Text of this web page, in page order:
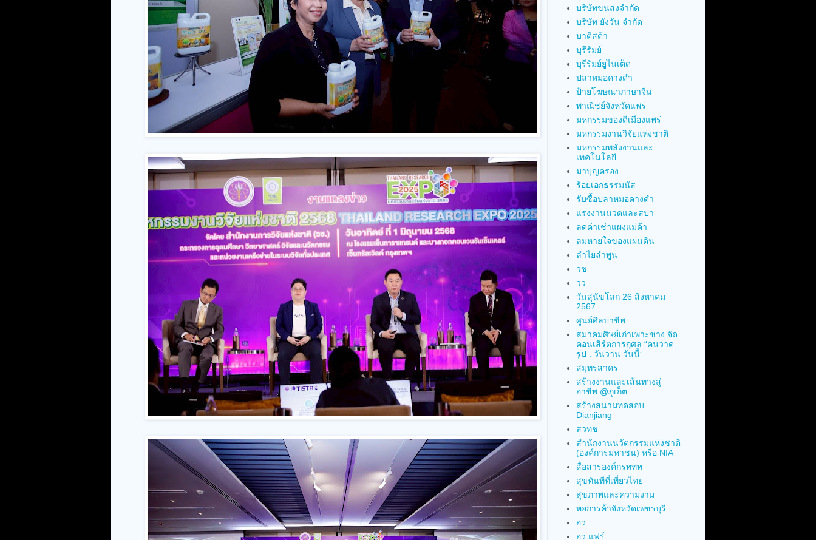
บริษัทขนส่งจำกัด
บริษัท ยังวัน จำกัด
บาติสต้า
บุรีรัมย์
บุรีรัมย์ยูไนเต็ด
ปลาหมอคางดำ
ป้ายโฆษณาภาษาจีน
พาณิชย์จังหวัดแพร่
มหกรรมของดีเมืองแพร่
มหกรรมงานวิจัยแห่งชาติ
มหกรรมพลังงานและ
เทคโนโลยี
มาบุญครอง
ร้อยเอกธรรมนัส
รับซื้อปลาหมอคางดำ
แรงงานนวดและสปา
ลดค่าเช่าแผงแม่ค้า
ลมหายใจของแผ่นดิน
ลำไยลำพูน
วช
วว
วันสุนัขโลก 26 สิงหาคม
2567
ศูนย์ศิลปาชีพ
สมาคมศิษย์เก่าเพาะช่าง จัด
คอนเสิร์ตการกุศล “คนวาด
รูป : วันวาน วันนี้”
สมุทรสาคร
สร้างงานและเส้นทางสู่
อาชีพ @ภูเก็ต
สร้างสนามทดสอบ
Dianjiang
สวทช
สำนักงานนวัตกรรมแห่งชาติ
(องค์การมหาชน) หรือ NIA
สื่อสารองค์กรททท
สุขทันทีที่เที่ยวไทย
สุขภาพและความงาม
หอการค้าจังหวัดเพชรบุรี
อว
อว แฟร์